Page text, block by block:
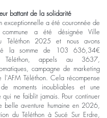
battant de la solidarité
exceptionnelle a été couronnée de
a été désignée Ville
Téléthon 2025 et nous avons
la somme de 103 636,34€
Téléthon, appels au 3637,
campagne de marketing
l'AFM Téléthon. Cela récompense
moments inoubliables et une
ne faiblit jamais. Pour continuer
belle aventure humaine en 2026,
du Téléthon à Sucé Sur Erdre,